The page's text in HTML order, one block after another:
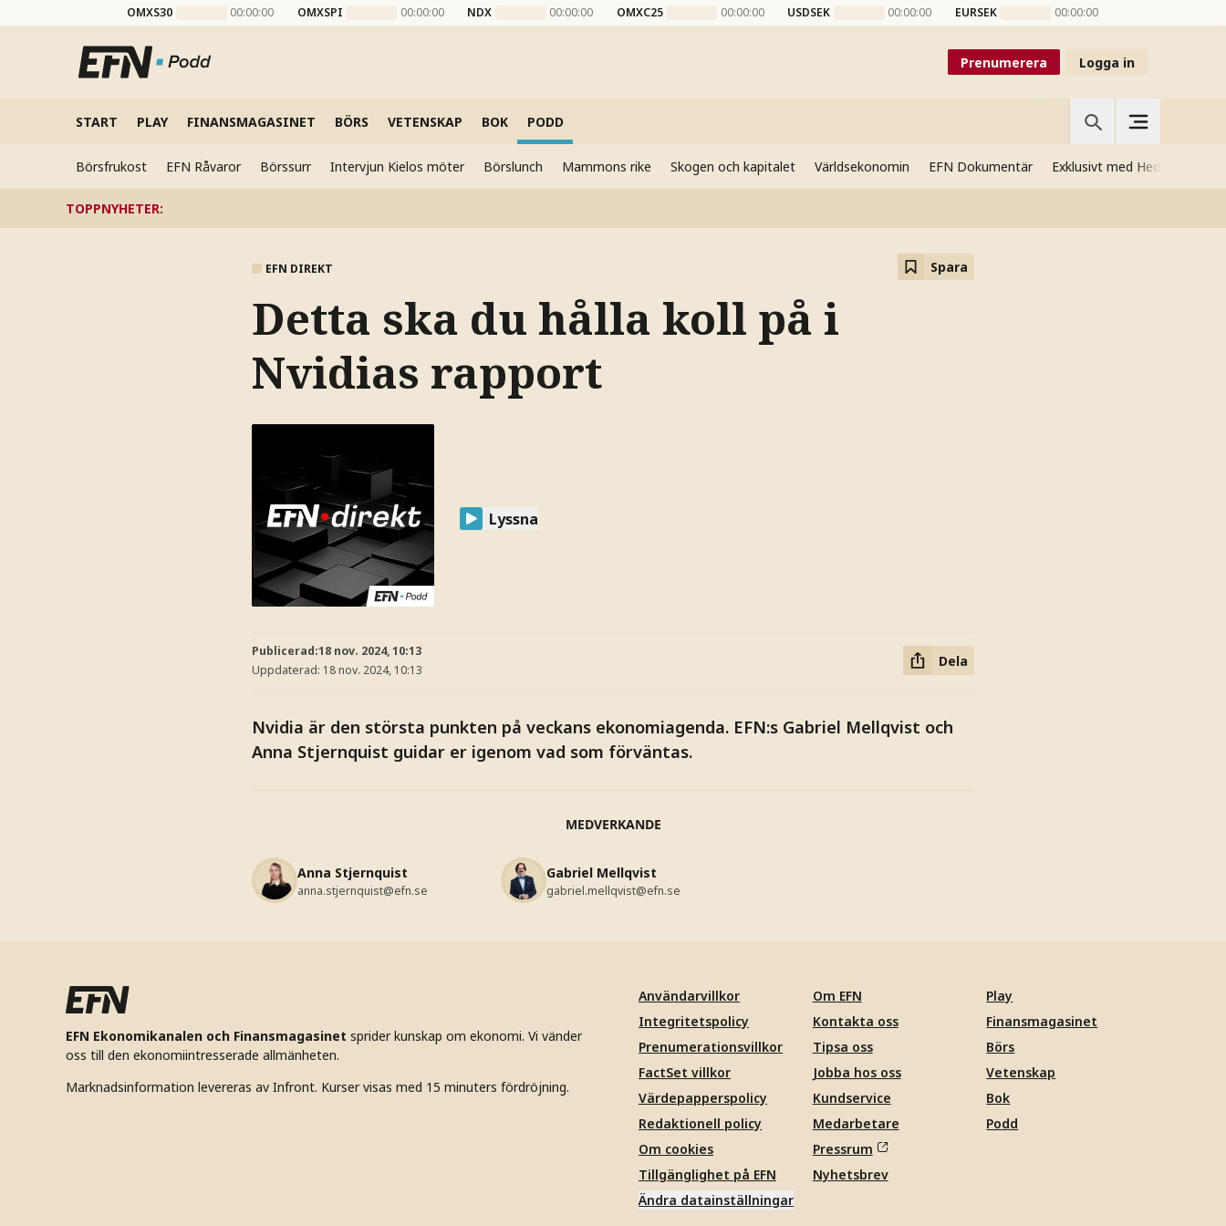
OMXS30 00:00:00 OMXSPI 00:00:00 NDX 00:00:00 OMXC25 00:00:00 USDSEK 00:00:00 EURSEK 00:00:00
Prenumerera Logga in
START PLAY FINANSMAGASINET BÖRS VETENSKAP BOK PODD
Börsfrukost EFN Råvaror Börssurr Intervjun Kielos möter Börslunch Mammons rike Skogen och kapitalet Världsekonomin EFN Dokumentär Exklusivt med Hedenmo
TOPPNYHETER:
EFN DIREKT Spara
Detta ska du hålla koll på i
Nvidias rapport
Lyssna
Publicerad:18 nov. 2024, 10:13
Uppdaterad: 18 nov. 2024, 10:13
Dela
Nvidia är den största punkten på veckans ekonomiagenda. EFN:s Gabriel Mellqvist och
Anna Stjernquist guidar er igenom vad som förväntas.
MEDVERKANDE
Anna Stjernquist
anna.stjernquist@efn.se
Gabriel Mellqvist
gabriel.mellqvist@efn.se
EFN Ekonomikanalen och Finansmagasinet sprider kunskap om ekonomi. Vi vänder
oss till den ekonomiintresserade allmänheten.
Marknadsinformation levereras av Infront. Kurser visas med 15 minuters fördröjning.
Användarvillkor
Integritetspolicy
Prenumerationsvillkor
FactSet villkor
Värdepapperspolicy
Redaktionell policy
Om cookies
Tillgänglighet på EFN
Ändra datainställningar
Om EFN
Kontakta oss
Tipsa oss
Jobba hos oss
Kundservice
Medarbetare
Pressrum
Nyhetsbrev
Play
Finansmagasinet
Börs
Vetenskap
Bok
Podd